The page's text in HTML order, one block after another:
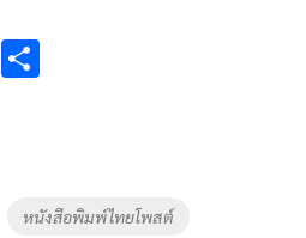
Li
หนังสือพิมพ์ไทยโพสต์